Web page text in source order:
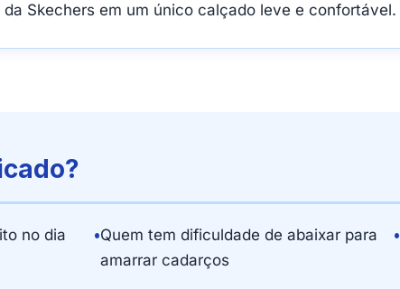
Skechers em um único calçado leve e confortável.
no dia
•Quem tem dificuldade de abaixar para
amarrar cadarços
•